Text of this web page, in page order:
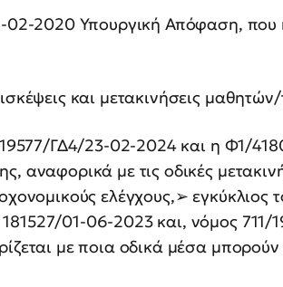
2020 Υπουργική Απόφαση, που
και μετακινήσεις
ΓΔ4/23-02-2024 και η Φ1/
αναφορικά με τις οδικές
ελέγχους,➢ εγκύκλιος
01-06-2023 και, νόμος 711/
με ποια οδικά μέσα